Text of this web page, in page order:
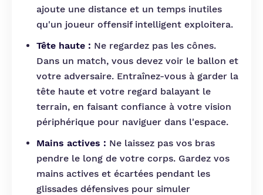
ajoute une distance et un temps inutiles
qu'un joueur offensif intelligent exploitera.
Tête haute : Ne regardez pas les cônes.
Dans un match, vous devez voir le ballon et
votre adversaire. Entraînez-vous à garder la
tête haute et votre regard balayant le
terrain, en faisant confiance à votre vision
périphérique pour naviguer dans l'espace.
Mains actives : Ne laissez pas vos bras
pendre le long de votre corps. Gardez vos
mains actives et écartées pendant les
glissades défensives pour simuler